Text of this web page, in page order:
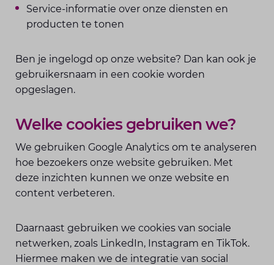
Service-informatie over onze diensten en
producten te tonen
Ben je ingelogd op onze website? Dan kan ook je
gebruikersnaam in een cookie worden
opgeslagen.
Welke cookies gebruiken we?
We gebruiken Google Analytics om te analyseren
hoe bezoekers onze website gebruiken. Met
deze inzichten kunnen we onze website en
content verbeteren.
Daarnaast gebruiken we cookies van sociale
netwerken, zoals LinkedIn, Instagram en TikTok.
Hiermee maken we de integratie van social